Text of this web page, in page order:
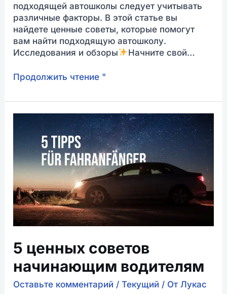
подходящей автошколы следует учитывать
различные факторы. В этой статье вы
найдете ценные советы, которые помогут
вам найти подходящую автошколу.
Исследования и обзоры
Начните свой…
Продолжить чтение "
5 ценных советов
начинающим водителям
Оставьте комментарий /Текущий / ОтЛукас
ценных
советов
начинающим
водителям